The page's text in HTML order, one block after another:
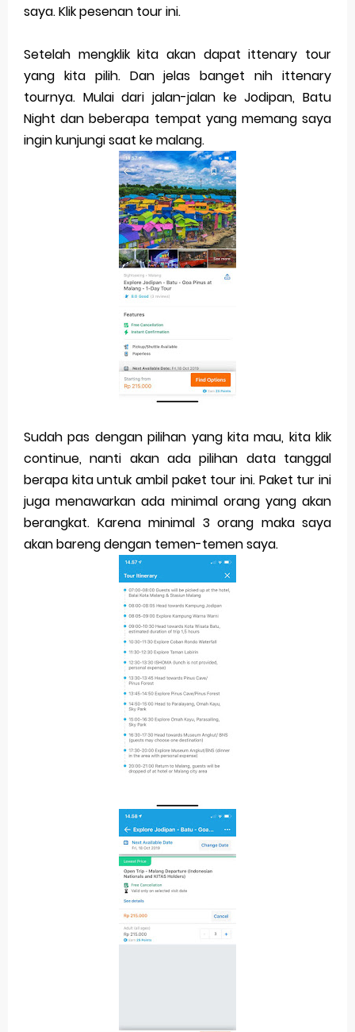
saya. Klik pesenan tour ini.
Setelah mengklik kita akan dapat ittenary tour
yang kita pilih. Dan jelas banget nih ittenary
tournya. Mulai dari jalan-jalan ke Jodipan, Batu
Night dan beberapa tempat yang memang saya
ingin kunjungi saat ke malang.
Sudah pas dengan pilihan yang kita mau, kita klik
continue, nanti akan ada pilihan data tanggal
berapa kita untuk ambil paket tour ini. Paket tur ini
juga menawarkan ada minimal orang yang akan
berangkat. Karena minimal 3 orang maka saya
akan bareng dengan temen-temen saya.